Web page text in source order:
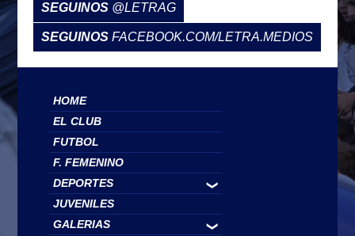
SEGUINOS @LETRAG
SEGUINOSFACEBOOK.COM/LETRA.MEDIOS
HOME
EL CLUB
FUTBOL
F. FEMENINO
DEPORTES
❯
JUVENILES
GALERIAS
❯